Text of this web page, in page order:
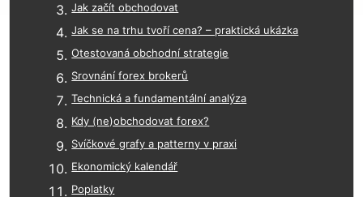
Jak začít obchodovat
Jak se na trhu tvoří cena? – praktická ukázka
Otestovaná obchodní strategie
Srovnání forex brokerů
Technická a fundamentální analýza
Kdy (ne)obchodovat forex?
Svíčkové grafy a patterny v praxi
Ekonomický kalendář
Poplatky